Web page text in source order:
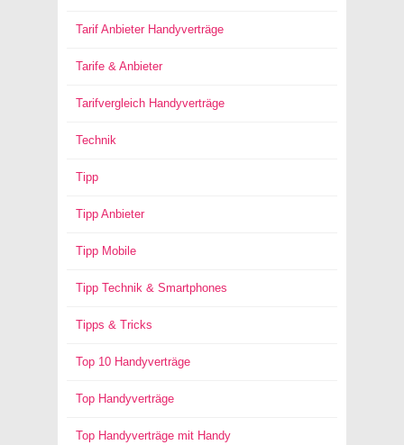
Tarif Anbieter Handyverträge
Tarife & Anbieter
Tarifvergleich Handyverträge
Technik
Tipp
Tipp Anbieter
Tipp Mobile
Tipp Technik & Smartphones
Tipps & Tricks
Top 10 Handyverträge
Top Handyverträge
Top Handyverträge mit Handy